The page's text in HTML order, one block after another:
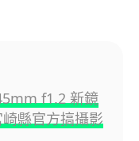
f1.2 新鏡
縣官方搞攝影